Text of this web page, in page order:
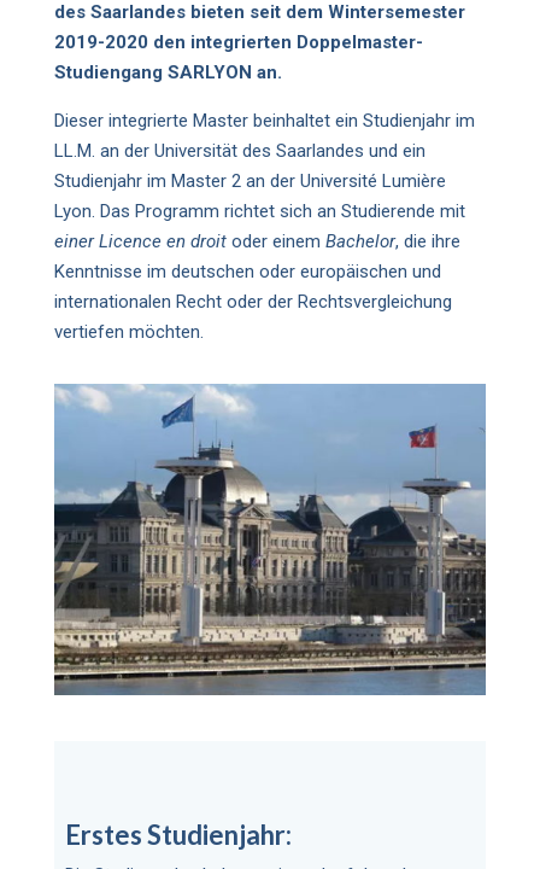
des Saarlandes bieten seit dem Wintersemester
2019-2020 den integrierten Doppelmaster-
Studiengang SARLYON an.
Dieser integrierte Master beinhaltet ein Studienjahr im
LL.M. an der Universität des Saarlandes und ein
Studienjahr im Master 2 an der Université Lumière
Lyon. Das Programm richtet sich an Studierende mit
einer Licence en droitoder einem Bachelor, die ihre
Kenntnisse im deutschen oder europäischen und
internationalen Recht oder der Rechtsvergleichung
vertiefen möchten.
Erstes Studienjahr: